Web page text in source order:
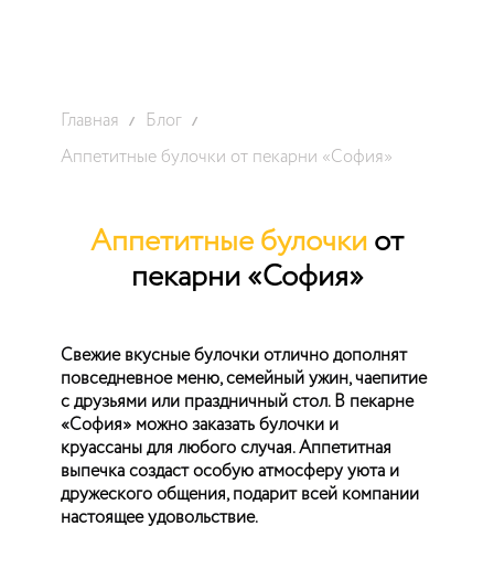
Главная
Блог
Аппетитные булочки от пекарни «София»
Аппетитные булочкиот
пекарни «София»
Свежие вкусные булочки отлично дополнят
повседневное меню, семейный ужин, чаепитие
с друзьями или праздничный стол. В пекарне
«София» можно заказать булочки и
круассаны для любого случая. Аппетитная
выпечка создаст особую атмосферу уюта и
дружеского общения, подарит всей компании
настоящее удовольствие.